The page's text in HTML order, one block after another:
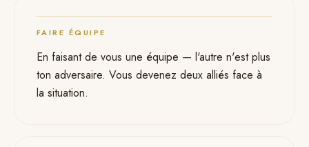
03
FAIRE ÉQUIPE
En faisant de vous une équipe — l'autre n'est plus
ton adversaire. Vous devenez deux alliés face à
la situation.